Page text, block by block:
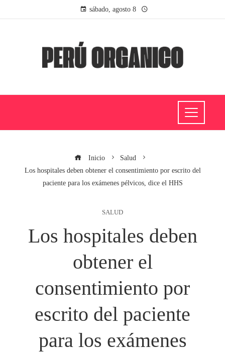
sábado, agosto 8
Inicio
Salud
Los hospitales deben obtener el consentimiento por escrito del
paciente para los exámenes pélvicos, dice el HHS
SALUD
Los hospitales deben
obtener el
consentimiento por
escrito del paciente
para los exámenes